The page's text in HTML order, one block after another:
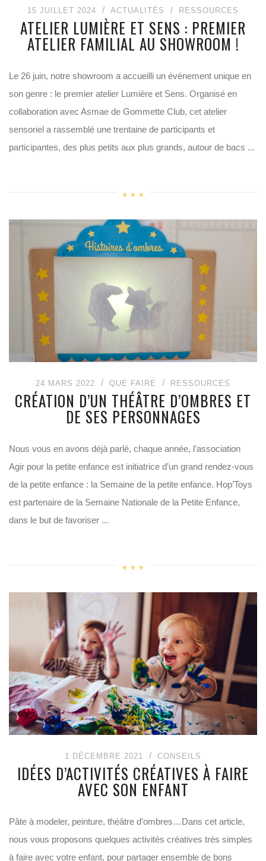
15 JUILLET 2024 ACTUALITÉS RESSOURCES
ATELIER LUMIÈRE ET SENS : PREMIER
ATELIER FAMILIAL AU SHOWROOM !
Le 26 juin, notre showroom a accueilli un événement unique en
son genre : le premier atelier Lumière et Sens. Organisé en
collaboration avec Asmae de Gommette Club, cet atelier
sensoriel a rassemblé une trentaine de participants et
participantes, des plus petits aux plus grands, autour de bacs ...
24 MARS 2022 QUE FAIRE RESSOURCES
CRÉATION D’UN THÉÂTRE D’OMBRES ET
DE SES PERSONNAGES
Nous vous en avons déjà parlé, chaque année, l’association
Agir pour la petite enfance est initiatrice d’un grand rendez-vous
de la petite enfance : la Semaine de la petite enfance. Hop’Toys
est partenaire de la Semaine Nationale de la Petite Enfance,
dans le but de favoriser ...
1 DÉCEMBRE 2021 CONSEILS
IDÉES D’ACTIVITÉS CRÉATIVES À FAIRE
AVEC SON ENFANT
Pâte à modeler, peinture, théâtre d’ombres…Dans cet article,
nous vous proposons quelques activités créatives très simples
à faire avec votre enfant, pour partager ensemble de bons